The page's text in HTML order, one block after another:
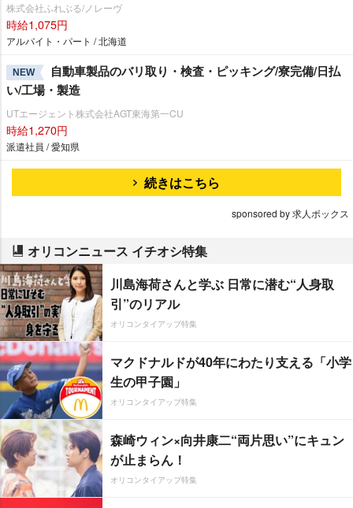
株式会社ふれぶる/ノレーヴ
時給1,075円
アルバイト・パート / 北海道
NEW
自動車製品のバリ取り・検査・ピッキング/寮完備/日払
い/工場・製造
UTエージェント株式会社AGT東海第一CU
時給1,270円
派遣社員 / 愛知県
続きはこちら
sponsored by 求人ボックス
オリコンニュース イチオシ特集
川島海荷さんと学ぶ 日常に潜む“人身取
引”のリアル
オリコンタイアップ特集
マクドナルドが40年にわたり支える「小学
生の甲子園」
オリコンタイアップ特集
森崎ウィン×向井康二“両片思い”にキュン
が止まらん！
オリコンタイアップ特集